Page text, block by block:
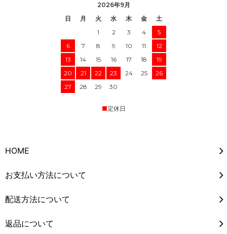
2026年9月
日
月 火 水 木 金
土
1
2 3 4
5
6
7 8 9 10 11
12
13
14 15 16 17 18
19
20
21 22 23 24 25
26
27
28 29 30
■定休日
HOME
お支払い方法について
配送方法について
返品について